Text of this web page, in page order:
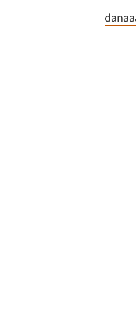
Staff member